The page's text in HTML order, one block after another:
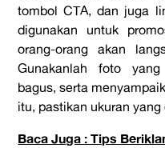
tombol CTA, dan juga
digunakan untuk
orang-orang akan
Gunakanlah foto
bagus, serta
itu, pastikan ukuran
Baca Juga : Tips